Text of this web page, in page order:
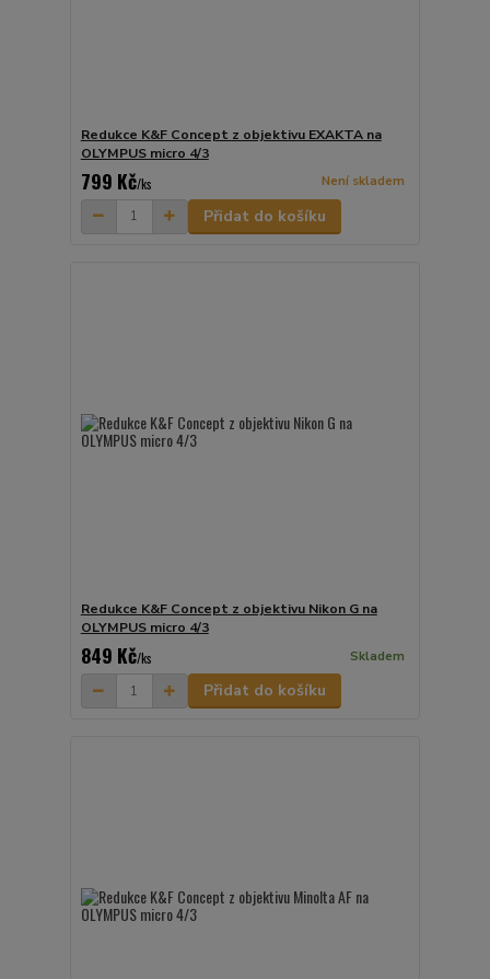
Redukce K&F Concept z objektivu EXAKTA na
OLYMPUS micro 4/3
799 Kč/ks Není skladem
Přidat do košíku
Redukce K&F Concept z objektivu Nikon G na
OLYMPUS micro 4/3
849 Kč/ks Skladem
Přidat do košíku